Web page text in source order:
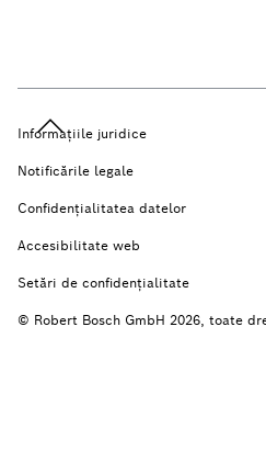
Informațiile juridice
Notificările legale
Confidențialitatea datelor
Accesibilitate web
Setări de confidenţialitate
© Robert Bosch GmbH 2026, toate